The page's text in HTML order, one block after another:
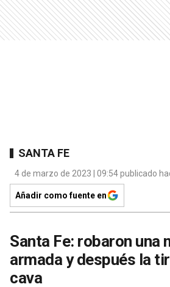
SANTA FE
4 de marzo de 2023 | 09:54 publicado
Añadir como fuente en
Santa Fe: robaron una
armada y después la
cava